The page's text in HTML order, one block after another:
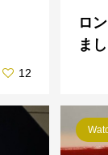
12
ロ
ま